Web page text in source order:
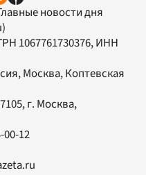
новости дня
1067761730376, ИНН
Москва, Коптевская
, г. Москва,
00-12